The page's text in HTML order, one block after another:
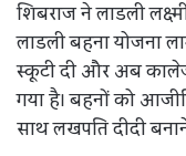
शिबराज ने लाडली
लाडली बहना योजना
स्कूटी दी और अब
गया है। बहनों को
साथ लखपति दीदी